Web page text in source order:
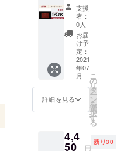
実現を目指
し活動して
います。
ホル
ダー×１
クラ
ファン
限定 超
早割
￥3,960
(税込) --
-----------
--- 一般
販売予
定価格
￥5,980
↓↓↓ 個
支援
者：
0人
お届
け予
定：
2021
年07
月
詳細を見る
こ
の
リ
タ
ー
ン
を
選
択
す
る
4,4
50 円
残り30